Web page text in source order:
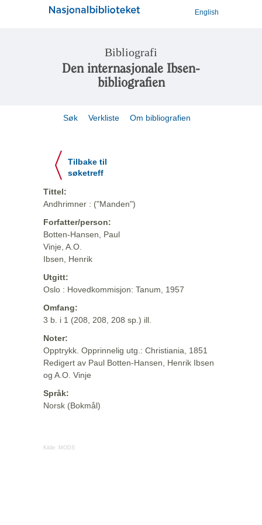
English
Bibliografi
Den internasjonale Ibsen-
bibliografien
Søk Verkliste Om bibliografien
Tilbake til
søketreff
Tittel:
Andhrimner : ("Manden")
Forfatter/person:
Botten-Hansen, Paul
Vinje, A.O.
Ibsen, Henrik
Utgitt:
Oslo : Hovedkommisjon: Tanum, 1957
Omfang:
3 b. i 1 (208, 208, 208 sp.) ill.
Noter:
Opptrykk. Opprinnelig utg.: Christiania, 1851
Redigert av Paul Botten-Hansen, Henrik Ibsen
og A.O. Vinje
Språk:
Norsk (Bokmål)
Kilde: MODS